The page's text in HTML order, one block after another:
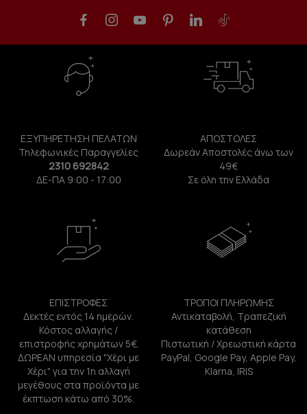
ΕΞΥΠΗΡΕΤΗΣΗ ΠΕΛΑΤΩΝ
Τηλεφωνικές Παραγγελίες
2310 692842
ΔΕ-ΠΑ 9:00 - 17:00
ΑΠΟΣΤΟΛΕΣ
Δωρεάν Αποστολές άνω των
49€
Σε όλη την Ελλάδα
ΕΠΙΣΤΡΟΦΕΣ
Δεκτές εντός 14 ημερών.
Κόστος αλλαγής /
επιστροφής χρημάτων 5€.
ΔΩΡΕΑΝ υπηρεσία "Χέρι με
Χέρι" για την 1η αλλαγή
μεγέθους στα προϊόντα με
έκπτωση κάτω από 30%.
ΤΡΟΠΟΙ ΠΛΗΡΩΜΗΣ
Αντικαταβολή, Τραπεζική
κατάθεση
Πιστωτική / Χρεωστική κάρτα
PayPal, Google Pay, Apple Pay,
Klarna, IRIS